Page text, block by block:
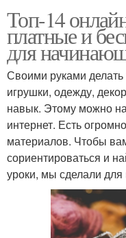
Топ-14
платные и
для
Своими руками
игрушки, одежду,
навык. Этому можно
интернет. Есть
материалов. Чтобы
сориентироваться и
уроки, мы сделали для